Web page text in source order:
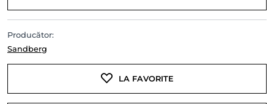
Producător:
Sandberg
LA FAVORITE